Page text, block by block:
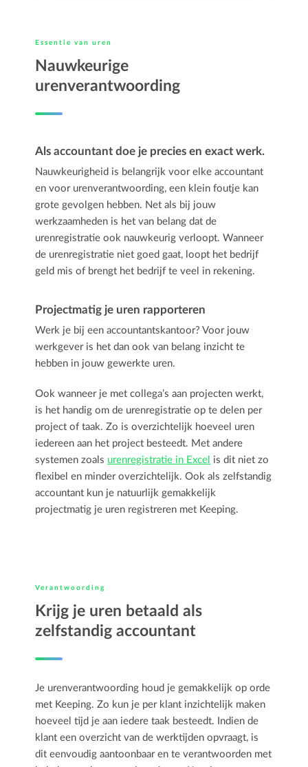
Essentie van uren
Nauwkeurige
urenverantwoording
Als accountant doe je precies en exact werk.
Nauwkeurigheid is belangrijk voor elke accountant
en voor urenverantwoording, een klein foutje kan
grote gevolgen hebben. Net als bij jouw
werkzaamheden is het van belang dat de
urenregistratie ook nauwkeurig verloopt. Wanneer
de urenregistratie niet goed gaat, loopt het bedrijf
geld mis of brengt het bedrijf te veel in rekening.
Projectmatig je uren rapporteren
Werk je bij een accountantskantoor? Voor jouw
werkgever is het dan ook van belang inzicht te
hebben in jouw gewerkte uren.
Ook wanneer je met collega’s aan projecten werkt,
is het handig om de urenregistratie op te delen per
project of taak. Zo is overzichtelijk hoeveel uren
iedereen aan het project besteedt. Met andere
systemen zoals urenregistratie in Excel is dit niet zo
flexibel en minder overzichtelijk. Ook als zelfstandig
accountant kun je natuurlijk gemakkelijk
projectmatig je uren registreren met Keeping.
Verantwoording
Krijg je uren betaald als
zelfstandig accountant
Je urenverantwoording houd je gemakkelijk op orde
met Keeping. Zo kun je per klant inzichtelijk maken
hoeveel tijd je aan iedere taak besteedt. Indien de
klant een overzicht van de werktijden opvraagt, is
dit eenvoudig aantoonbaar en te verantwoorden met